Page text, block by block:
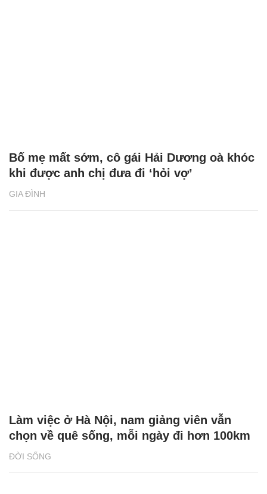
GIA ĐÌNH
Bố mẹ mất sớm, cô gái Hải Dương oà khóc
khi được anh chị đưa đi ‘hỏi vợ’
ĐỜI SỐNG
Làm việc ở Hà Nội, nam giảng viên vẫn
chọn về quê sống, mỗi ngày đi hơn 100km